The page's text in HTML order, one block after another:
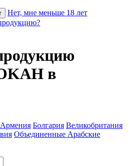
Нет, мне меньше 18 лет
в
Армения Болгария Великобритания
Объединенные Арабские